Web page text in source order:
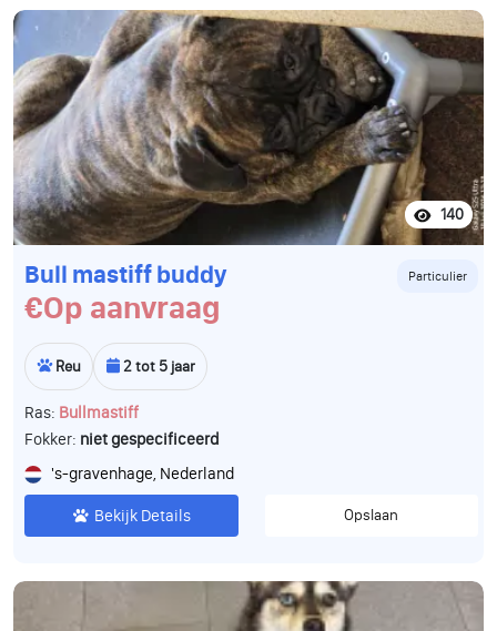
140
Bull mastiff buddy Particulier
€Op aanvraag
Reu 2 tot 5 jaar
Ras: Bullmastiff
Fokker: niet gespecificeerd
's-gravenhage, Nederland
Bekijk Details Opslaan